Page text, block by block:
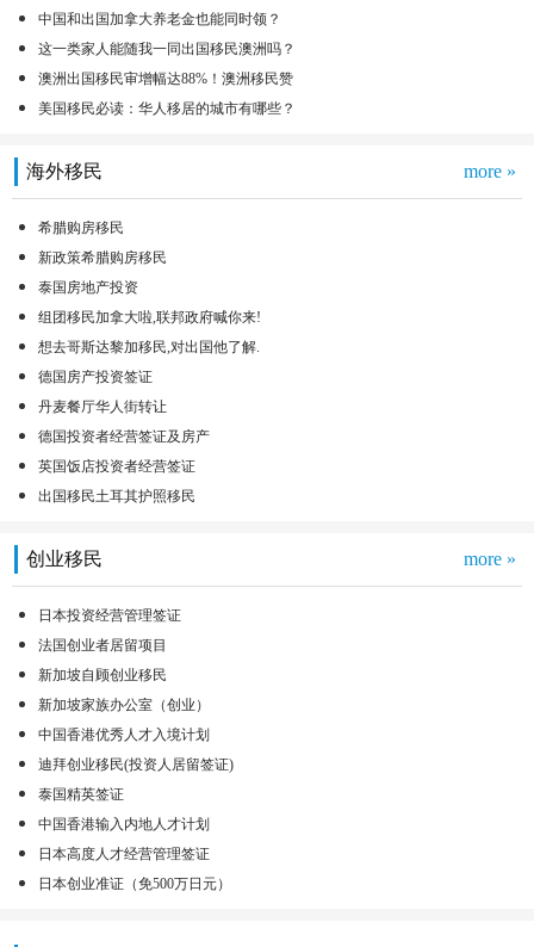
中国和出国加拿大养老金也能同时领？
这一类家人能随我一同出国移民澳洲吗？
澳洲出国移民审增幅达88%！澳洲移民赞
美国移民必读：华人移居的城市有哪些？
海外移民 more »
希腊购房移民
新政策希腊购房移民
泰国房地产投资
组团移民加拿大啦,联邦政府喊你来!
想去哥斯达黎加移民,对出国他了解.
德国房产投资签证
丹麦餐厅华人街转让
德国投资者经营签证及房产
英国饭店投资者经营签证
出国移民土耳其护照移民
创业移民 more »
日本投资经营管理签证
法国创业者居留项目
新加坡自顾创业移民
新加坡家族办公室（创业）
中国香港优秀人才入境计划
迪拜创业移民(投资人居留签证)
泰国精英签证
中国香港输入内地人才计划
日本高度人才经营管理签证
日本创业准证（免500万日元）